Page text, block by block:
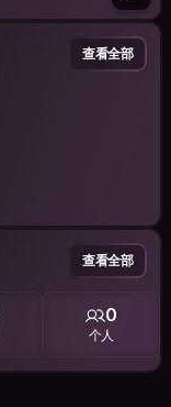
查看全部
查看全部
0
个人